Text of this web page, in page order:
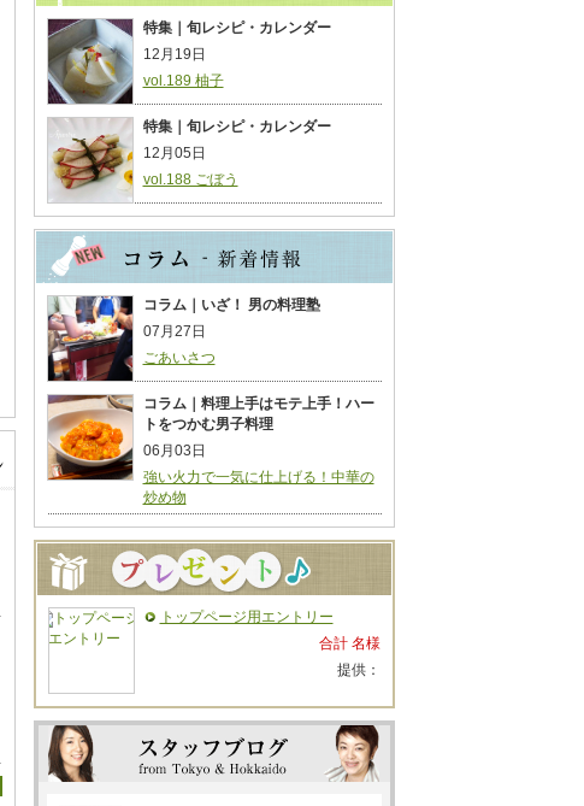
特集｜旬レシピ・カレンダー
12月19日
vol.189 柚子
特集｜旬レシピ・カレンダー
12月05日
vol.188 ごぼう
コラム｜いざ！ 男の料理塾
07月27日
ごあいさつ
コラム｜料理上手はモテ上手！ハー
トをつかむ男子料理
06月03日
強い火力で一気に仕上げる！中華の
炒め物
トップページ用エントリー
合計 名様
提供：